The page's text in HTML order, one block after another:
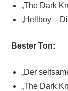
„The Dark
„Hellboy –
Bester Ton:
„Der
„The Dark